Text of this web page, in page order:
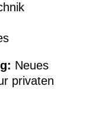
Neues
privaten